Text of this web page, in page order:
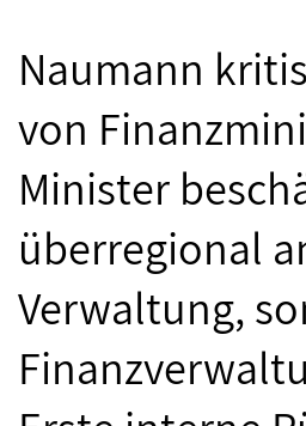
Naumann
von
Minister
überregional
Verwaltung,